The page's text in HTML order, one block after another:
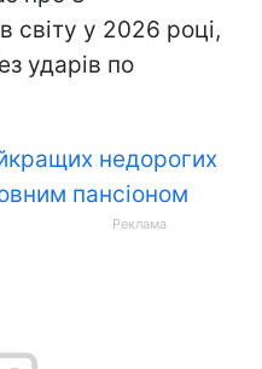
світу у 2026 році,
ударів по
недорогих
пансіоном